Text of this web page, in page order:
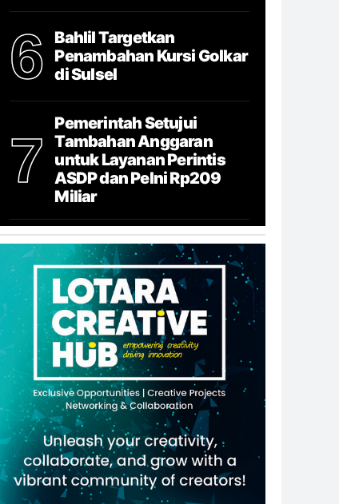
6
Bahlil Targetkan
Penambahan Kursi Golkar
di Sulsel
7
Pemerintah Setujui
Tambahan Anggaran
untuk Layanan Perintis
ASDP dan Pelni Rp209
Miliar